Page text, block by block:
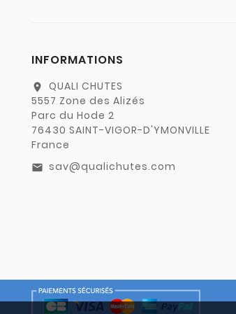
INFORMATIONS
location_on
QUALI CHUTES
5557 Zone des Alizés
Parc du Hode 2
76430 SAINT-VIGOR-D'YMONVILLE
France
email sav@qualichutes.com